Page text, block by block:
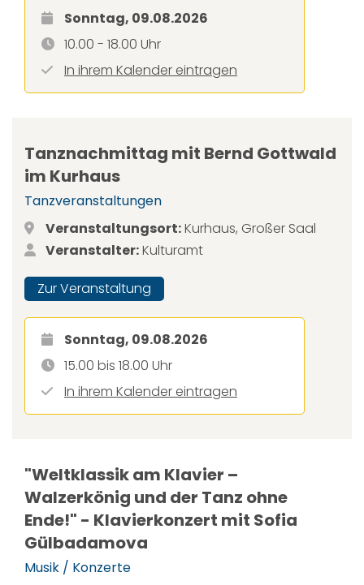
Sonntag, 09.08.2026
10.00 - 18.00 Uhr
In ihrem Kalender eintragen
Tanznachmittag mit Bernd Gottwald
im Kurhaus
Tanzveranstaltungen
Veranstaltungsort:Kurhaus, Großer Saal
Veranstalter:Kulturamt
Zur Veranstaltung
Sonntag, 09.08.2026
15.00 bis 18.00 Uhr
In ihrem Kalender eintragen
"Weltklassik am Klavier –
Walzerkönig und der Tanz ohne
Ende!" - Klavierkonzert mit Sofia
Gülbadamova
Musik / Konzerte